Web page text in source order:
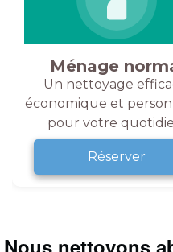
Ménage
Un nettoyage
économique et
pour votre
Réserver
Nous nettoyons